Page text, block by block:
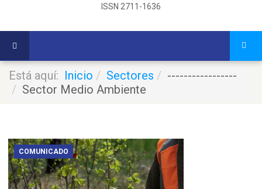
ISSN 2711-1636
Está aquí: Inicio Sectores
-----------------
Sector Medio Ambiente
COMUNICADO